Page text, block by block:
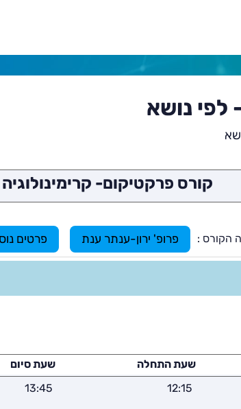
לפי נושא
קורס פרקטיקום-
הקורס : פרופ' ירון-ענתר ענת פרטים
שעת התחלה שעת סיום